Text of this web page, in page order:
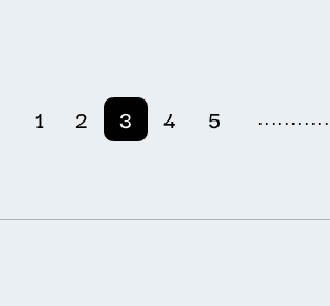
1 2 3 4 5 ...........